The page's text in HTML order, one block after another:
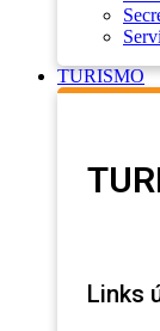
TURISMO
Links